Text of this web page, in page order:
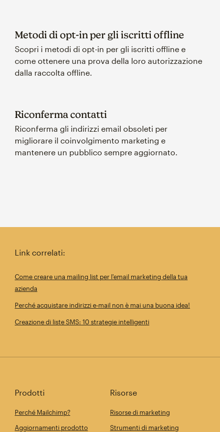
Metodi di opt-in per gli iscritti offline
Scopri i metodi di opt-in per gli iscritti offline e
come ottenere una prova della loro autorizzazione
dalla raccolta offline.
Riconferma contatti
Riconferma gli indirizzi email obsoleti per
migliorare il coinvolgimento marketing e
mantenere un pubblico sempre aggiornato.
Link correlati:
Come creare una mailing list per l'email marketing della tua
azienda
Perché acquistare indirizzi e-mail non è mai una buona idea!
Creazione di liste SMS: 10 strategie intelligenti
Prodotti
Perché Mailchimp?
Aggiornamenti prodotto
Risorse
Risorse di marketing
Strumenti di marketing